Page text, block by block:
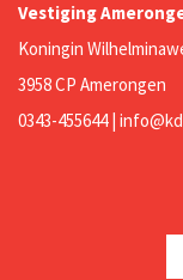
Vestiging
Koningin
3958 CP Amerongen
0343-455644 |